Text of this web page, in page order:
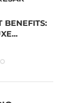
BENEFITS: